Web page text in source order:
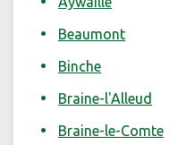
Beaumont
Binche
Braine-l'Alleud
Braine-le-Comte